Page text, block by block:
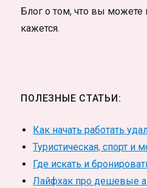
Блог о том, что вы можете
кажется.
ПОЛЕЗНЫЕ СТАТЬИ:
Как начать работать
Туристическая, спорт и
Где искать и
Лайфхак про дешевые